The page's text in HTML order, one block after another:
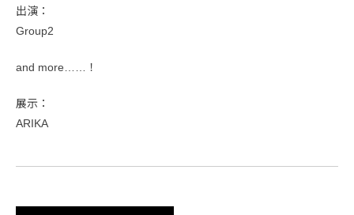
出演：
Group2
and more……！
展示：
ARIKA